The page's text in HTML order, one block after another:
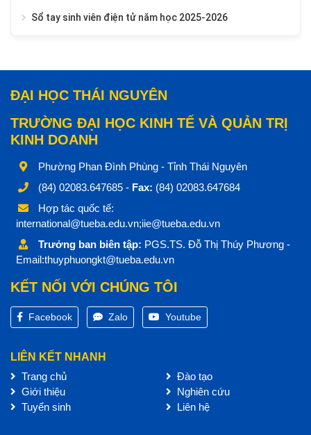
Sổ tay sinh viên điện tử năm học 2025-2026
ĐẠI HỌC THÁI NGUYÊN
TRƯỜNG ĐẠI HỌC KINH TẾ VÀ QUẢN TRỊ
KINH DOANH
Phường Phan Đình Phùng - Tỉnh Thái Nguyên
(84) 02083.647685 - Fax: (84) 02083.647684
Hợp tác quốc tế:
international@tueba.edu.vn;iie@tueba.edu.vn
Trưởng ban biên tập: PGS.TS. Đỗ Thị Thúy Phương -
Email:thuyphuongkt@tueba.edu.vn
KẾT NỐI VỚI CHÚNG TÔI
Facebook Zalo Youtube
LIÊN KẾT NHANH
Trang chủ
Giới thiệu
Tuyển sinh
Đào tạo
Nghiên cứu
Liên hệ